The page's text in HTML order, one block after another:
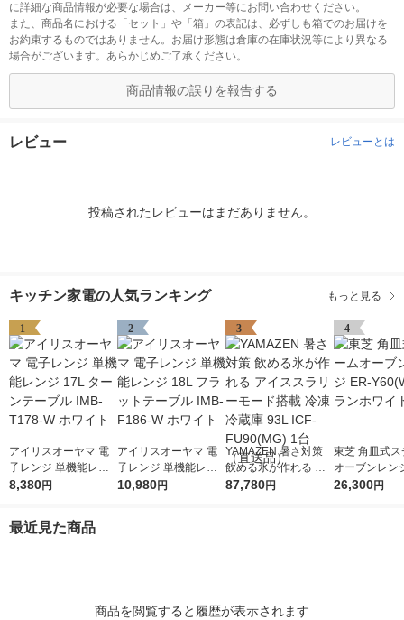
に詳細な商品情報が必要な場合は、メーカー等にお問い合わせください。
また、商品名における「セット」や「箱」の表記は、必ずしも箱でのお届けを
お約束するものではありません。お届け形態は倉庫の在庫状況等により異なる
場合がございます。あらかじめご了承ください。
商品情報の誤りを報告する
レビュー レビューとは
投稿されたレビューはまだありません。
キッチン家電の人気ランキング もっと見る
1
アイリスオーヤマ 電
子レンジ 単機能レン
ジ 17L ターンテーブ
8,380円
2
アイリスオーヤマ 電
子レンジ 単機能レン
ジ 18L フラットテー
10,980円
3
YAMAZEN 暑さ対策
飲める氷が作れる ア
イススラリーモード搭
87,780円
4
東芝 角皿式ス
オーブンレン
60(W) グラン
26,300円
最近見た商品
商品を閲覧すると履歴が表示されます